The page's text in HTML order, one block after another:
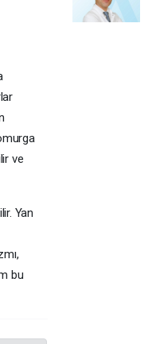
ve
Yan
bu